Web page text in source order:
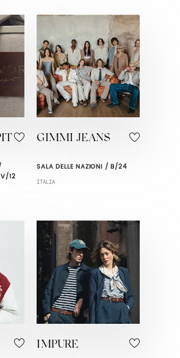
12
GIMMI JEANS
SALA DELLE NAZIONI / B/24
ITALIA
IMPURE